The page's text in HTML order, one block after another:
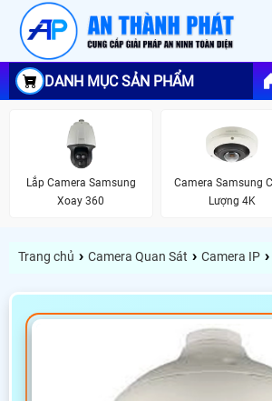
DANH MỤC SẢN PHẨM
Lắp Camera Samsung
Xoay 360
Camera Samsung
Lượng 4K
Trang chủ › Camera Quan Sát › Camera IP ›